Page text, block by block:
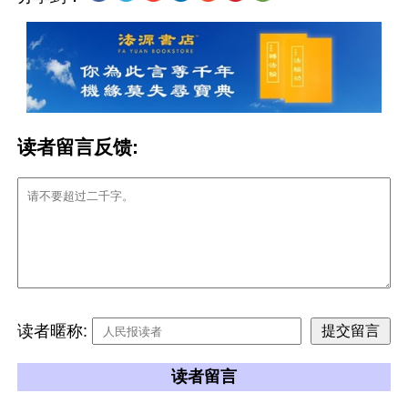
读者留言反馈:
读者暱称:
读者留言